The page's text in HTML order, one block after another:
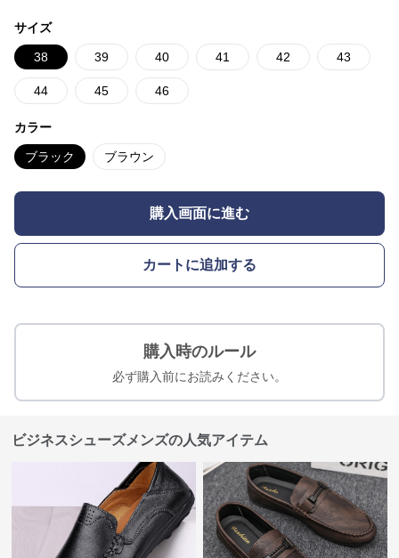
サイズ
38 39 40 41 42 43
44 45 46
カラー
ブラック ブラウン
購入画面に進む
カートに追加する
購入時のルール
必ず購入前にお読みください。
ビジネスシューズメンズの人気アイテム